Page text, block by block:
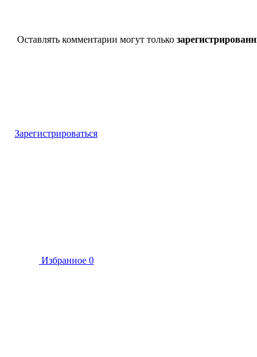
Оставлять комментарии могут только
Зарегистрироваться
Избранное 0